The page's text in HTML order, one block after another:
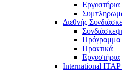
Εργαστήρια
Διεθνής
Πρόγραμμα
Πρακτικά
Εργαστήρια
International ITAP